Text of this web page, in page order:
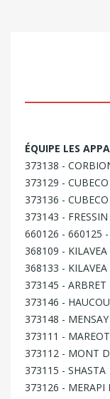
ÉQUIPE LES
373138 -
373129 - CUBECO
373136 -
373143 - FRESSIN
660126 - 660125
368109 - KILAVEA
368133 - KILAVEA
373145 - ARBRET
373146 -
373148 - MENSAY
373111 -
373112 - MONT
373115 - SHASTA
373126 - MERAPI